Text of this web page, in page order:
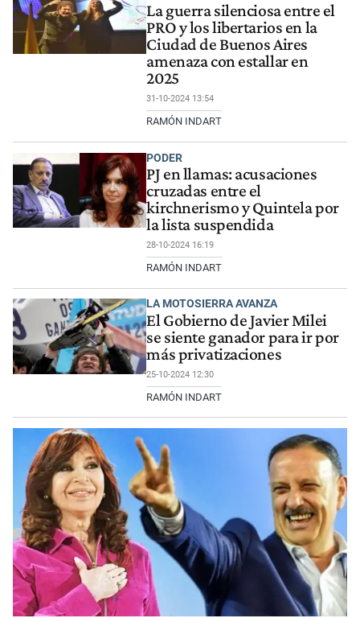
La guerra silenciosa entre el
PRO y los libertarios en la
Ciudad de Buenos Aires
amenaza con estallar en
2025
31-10-2024 13:54
RAMÓN INDART
PODER
PJ en llamas: acusaciones
cruzadas entre el
kirchnerismo y Quintela por
la lista suspendida
28-10-2024 16:19
RAMÓN INDART
LA MOTOSIERRA AVANZA
El Gobierno de Javier Milei
se siente ganador para ir por
más privatizaciones
25-10-2024 12:30
RAMÓN INDART